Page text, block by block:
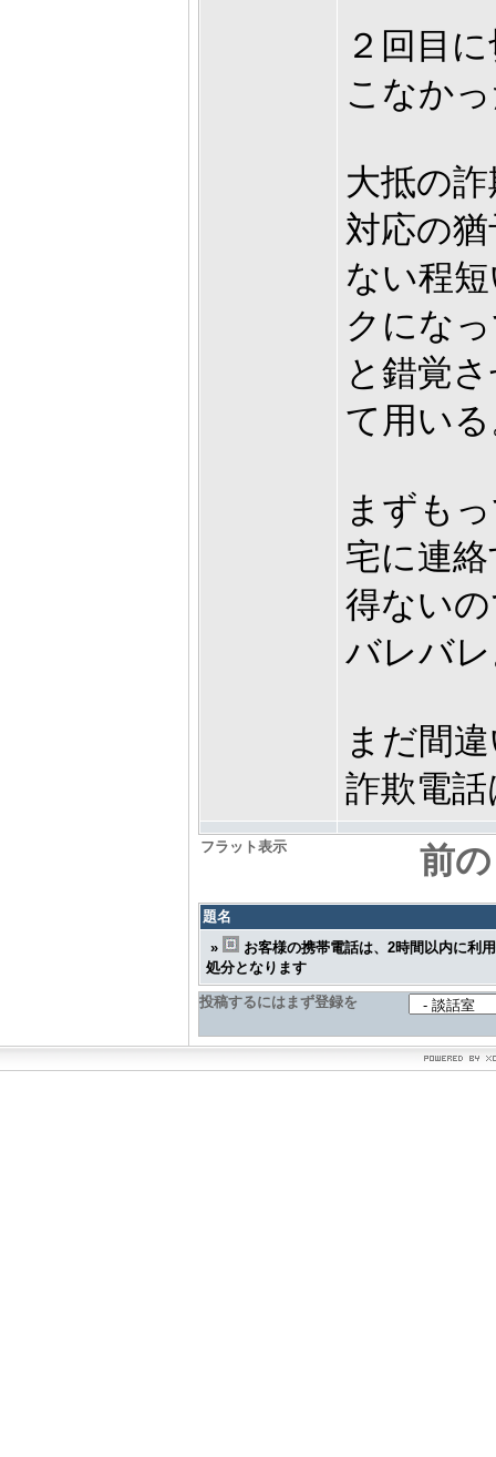
２回目
こなか
大抵の
対応の
ない程
クにな
と錯覚
て用い
まずも
宅に連
得ない
バレバ
まだ間
詐欺電
フラット表示 前
題名
»
お客様の携帯電話は、2時間以内に利
処分となります
投稿するにはまず登録を